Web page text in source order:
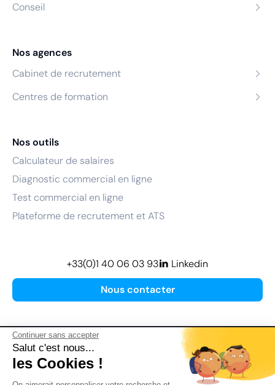
Continuer sans accepter
Salut c'est nous...
les Cookies !
Conseil
Nos agences
Cabinet de recrutement
Centres de formation
Nos outils
Calculateur de salaires
Diagnostic commercial en ligne
Test commercial en ligne
Plateforme de recrutement et ATS
Nous contacter
+33(0)1 40 06 03 93 Linkedin